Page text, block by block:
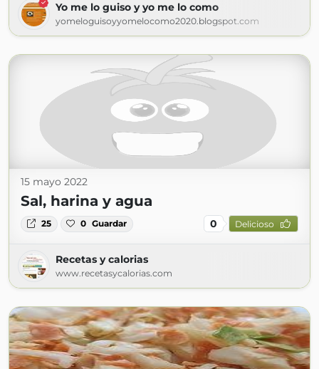
Yo me lo guiso y yo me lo como
yomeloguisoyyomelocomo2020.blogspot.com
15 mayo 2022
Sal, harina y agua
25 0 Guardar 0 Delicioso
Recetas y calorias
www.recetasycalorias.com